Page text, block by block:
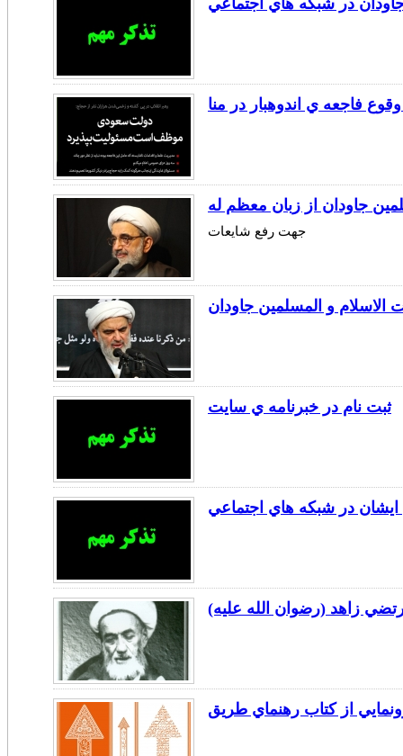
در شبكه هاي اجتماعي
فاجعه ي اندوهبار در منا
جاودان از زبان معظم له
جهت رفع شايعات
و المسلمین جاودان
ثبت نام در خبرنامه ي سايت
ايشان در شبكه هاي اجتماعي
زاهد (رضوان الله عليه)
از كتاب رهنماي طريق